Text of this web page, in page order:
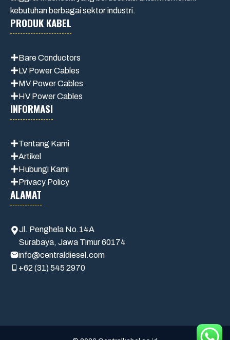
kebutuhan berbagai sektor industri.
PRODUK KABEL
Bare Conductors
LV Power Cables
MV Power Cables
HV Power Cables
INFORMASI
Tentang Kami
Artikel
Hubungi Kami
Privacy Policy
ALAMAT
Jl. Penghela No.14A
Surabaya, Jawa Timur 60174
info@centraldiesel.com
+62 (31) 545 2970